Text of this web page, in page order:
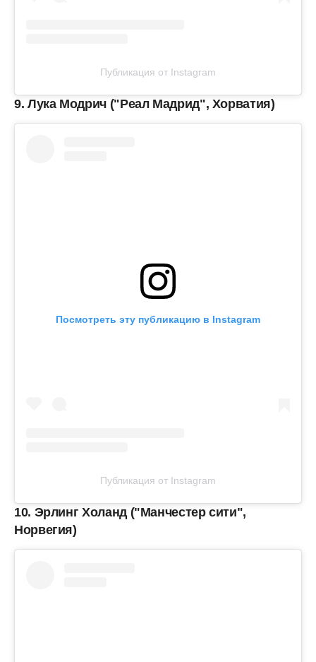
Публикация от Instagram
9. Лука Модрич ("Реал Мадрид", Хорватия)
Посмотреть эту публикацию в Instagram
Публикация от Instagram
10. Эрлинг Холанд ("Манчестер сити",
Норвегия)